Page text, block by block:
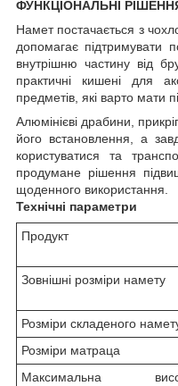
ФУНКЦІОНАЛЬНІ
Намет постачається з
допомагає підтримувати
внутрішню частину від
практичні кишені для
предметів, які варто мати
Алюмінієві драбини,
його встановлення, а
користуватися та
продумане рішення
щоденного використання.
Технічні параметри
Продукт
Зовнішні розміри намету
Розміри складеного
Розміри матраца
Максимальна